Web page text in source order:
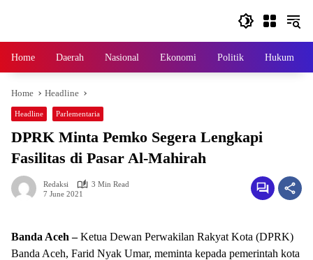
Home Daerah Nasional Ekonomi Politik Hukum
Home Headline
Headline Parlementaria
DPRK Minta Pemko Segera Lengkapi
Fasilitas di Pasar Al-Mahirah
Redaksi
3 Min Read
7 June 2021
Banda Aceh –Ketua Dewan Perwakilan Rakyat Kota (DPRK)
Banda Aceh, Farid Nyak Umar, meminta kepada pemerintah kota